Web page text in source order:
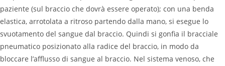
paziente (sul braccio che dovrà essere operato); con una benda
elastica, arrotolata a ritroso partendo dalla mano, si esegue lo
svuotamento del sangue dal braccio. Quindi si gonfia il bracciale
pneumatico posizionato alla radice del braccio, in modo da
bloccare l’afflusso di sangue al braccio. Nel sistema venoso, che